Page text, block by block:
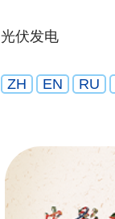
光伏发电
ZH EN RU